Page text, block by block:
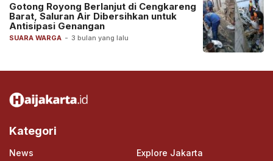
SUARA WARGA - 3 bulan yang lalu
Gotong Royong Berlanjut di Cengkareng
Barat, Saluran Air Dibersihkan untuk
Antisipasi Genangan
Kategori
News
Explore Jakarta